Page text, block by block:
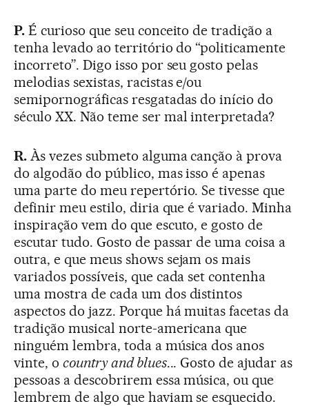
P. É curioso que seu conceito de tradição a
tenha levado ao território do “politicamente
incorreto”. Digo isso por seu gosto pelas
melodias sexistas, racistas e/ou
semipornográficas resgatadas do início do
século XX. Não teme ser mal interpretada?
R.Às vezes submeto alguma canção à prova
do algodão do público, mas isso é apenas
uma parte do meu repertório. Se tivesse que
definir meu estilo, diria que é variado. Minha
inspiração vem do que escuto, e gosto de
escutar tudo. Gosto de passar de uma coisa a
outra, e que meus shows sejam os mais
variados possíveis, que cada set contenha
uma mostra de cada um dos distintos
aspectos do jazz. Porque há muitas facetas da
tradição musical norte-americana que
ninguém lembra, toda a música dos anos
vinte, o country and blues... Gosto de ajudar as
pessoas a descobrirem essa música, ou que
lembrem de algo que haviam se esquecido.